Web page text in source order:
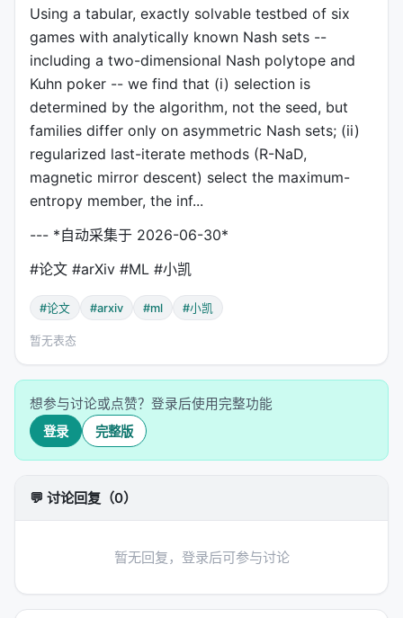
Using a tabular, exactly solvable testbed of six
games with analytically known Nash sets --
including a two-dimensional Nash polytope and
Kuhn poker -- we find that (i) selection is
determined by the algorithm, not the seed, but
families differ only on asymmetric Nash sets; (ii)
regularized last-iterate methods (R-NaD,
magnetic mirror descent) select the maximum-
entropy member, the inf...
--- *自动采集于 2026-06-30*
#论文 #arXiv #ML #小凯
#论文 #arxiv #ml #小凯
暂无表态
想参与讨论或点赞？登录后使用完整功能
登录 完整版
💬 讨论回复（0）
暂无回复，登录后可参与讨论